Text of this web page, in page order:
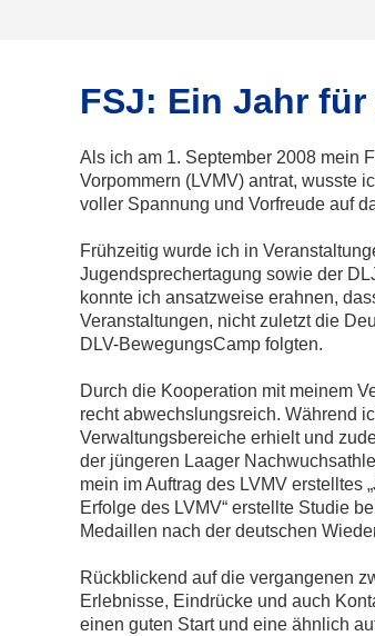
FSJ: Ein Jahr
Als ich am 1. September 2008 mein
Vorpommern (LVMV) antrat, wusste
voller Spannung und Vorfreude auf
Frühzeitig wurde ich in
Jugendsprechertagung sowie der
konnte ich ansatzweise erahnen,
Veranstaltungen, nicht zuletzt die
DLV-BewegungsCamp folgten.
Durch die Kooperation mit meinem
recht abwechslungsreich. Während
Verwaltungsbereiche erhielt und
der jüngeren Laager
mein im Auftrag des LVMV erstelltes
Erfolge des LVMV“ erstellte Studie
Medaillen nach der deutschen
Rückblickend auf die vergangenen
Erlebnisse, Eindrücke und auch
einen guten Start und eine ähnlich